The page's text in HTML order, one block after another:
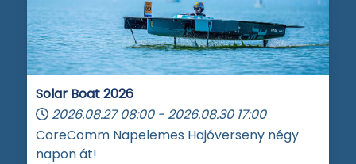
Solar Boat 2026
2026.08.27 08:00 - 2026.08.30 17:00
CoreComm Napelemes Hajóverseny négy
napon át!